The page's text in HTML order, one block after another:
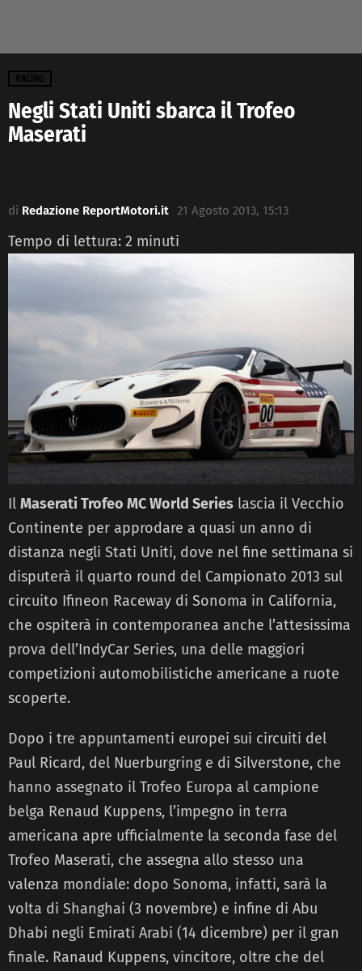
RACING
Negli Stati Uniti sbarca il Trofeo
Maserati
di Redazione ReportMotori.it 21 Agosto 2013, 15:13
Tempo di lettura: 2 minuti
Il Maserati Trofeo MC World Series lascia il Vecchio
Continente per approdare a quasi un anno di
distanza negli Stati Uniti, dove nel fine settimana si
disputerà il quarto round del Campionato 2013 sul
circuito Ifineon Raceway di Sonoma in California,
che ospiterà in contemporanea anche l’attesissima
prova dell’IndyCar Series, una delle maggiori
competizioni automobilistiche americane a ruote
scoperte.
Dopo i tre appuntamenti europei sui circuiti del
Paul Ricard, del Nuerburgring e di Silverstone, che
hanno assegnato il Trofeo Europa al campione
belga Renaud Kuppens, l’impegno in terra
americana apre ufficialmente la seconda fase del
Trofeo Maserati, che assegna allo stesso una
valenza mondiale: dopo Sonoma, infatti, sarà la
volta di Shanghai (3 novembre) e infine di Abu
Dhabi negli Emirati Arabi (14 dicembre) per il gran
finale. Ranaud Kuppens, vincitore, oltre che del